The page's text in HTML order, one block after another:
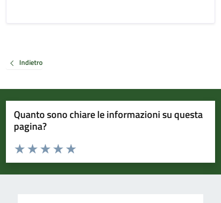
Indietro
Quanto sono chiare le informazioni su questa
pagina?
Valuta da 1 a 5 stelle la pagina
Valuta 5 stelle su 5
Valuta 4 stelle su 5
Valuta 3 stelle su 5
Valuta 2 stelle su 5
Valuta 1 stelle su 5